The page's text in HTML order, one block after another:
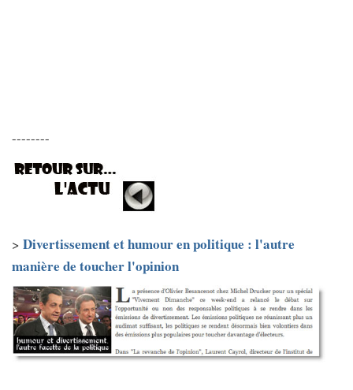
--------
> Divertissement et humour en politique : l'autre
manière de toucher l'opinion